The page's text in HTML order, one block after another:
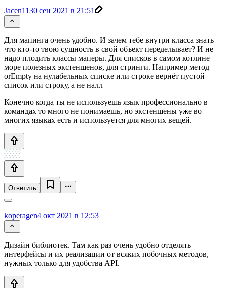
Jacen1130 сен 2021 в 21:51
Для мапинга очень удобно. И зачем тебе внутри класса знать
что кто-то твою сущность в свой объект переделывает? И не
надо плодить классы маперы. Для списков в самом котлине
море полезных экстеншенов, для стринги. Например метод
orEmpty на нулабельных списке или строке вернёт пустой
список или строку, а не налл
Конечно когда ты не используешь язык профессионально в
командах то много не понимаешь, но экстеншены уже во
многих языках есть и используется для многих вещей.
Ответить
koperagen4 окт 2021 в 12:53
Дизайн библиотек. Там как раз очень удобно отделять
интерфейсы и их реализации от всяких побочных методов,
нужных только для удобства API.